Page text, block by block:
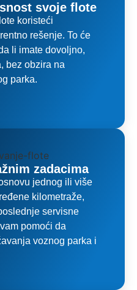
svoje flote
koristeći
rešenje. To će
li imate dovoljno,
bez obzira na
parka.
zadacima
jednog ili više
kilometraže,
servisne
pomoći da
voznog parka i